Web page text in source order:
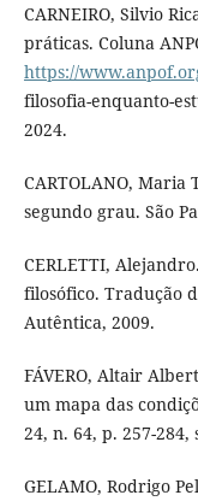
CARNEIRO, Silvio
práticas. Coluna
https://
filosofia-enquanto-
2024.
CARTOLANO, Maria
segundo grau. São
CERLETTI,
filosófico. Tradução
Autêntica, 2009.
FÁVERO, Altair
um mapa das
24, n. 64, p. 257-284,
GELAMO, Rodrigo